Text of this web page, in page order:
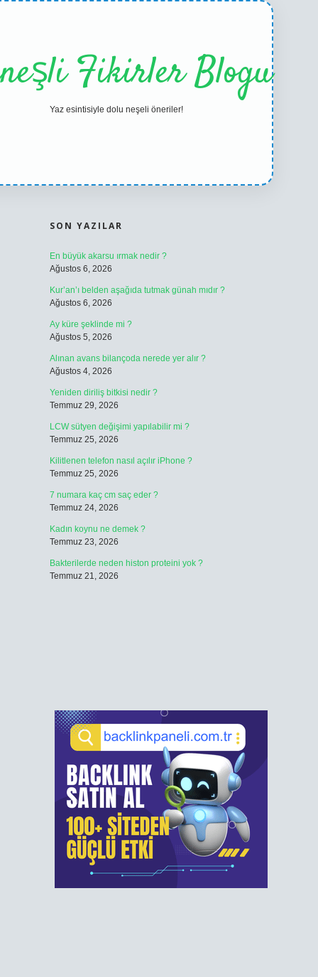
Fikirler Blogu
Yaz esintisiyle dolu neşeli öneriler!
SON YAZILAR
En büyük akarsu ırmak nedir ?
Ağustos 6, 2026
Kur’an’ı belden aşağıda tutmak günah mıdır ?
Ağustos 6, 2026
Ay küre şeklinde mi ?
Ağustos 5, 2026
Alınan avans bilançoda nerede yer alır ?
Ağustos 4, 2026
Yeniden diriliş bitkisi nedir ?
Temmuz 29, 2026
LCW sütyen değişimi yapılabilir mi ?
Temmuz 25, 2026
Kilitlenen telefon nasıl açılır iPhone ?
Temmuz 25, 2026
7 numara kaç cm saç eder ?
Temmuz 24, 2026
Kadın koynu ne demek ?
Temmuz 23, 2026
Bakterilerde neden histon proteini yok ?
Temmuz 21, 2026